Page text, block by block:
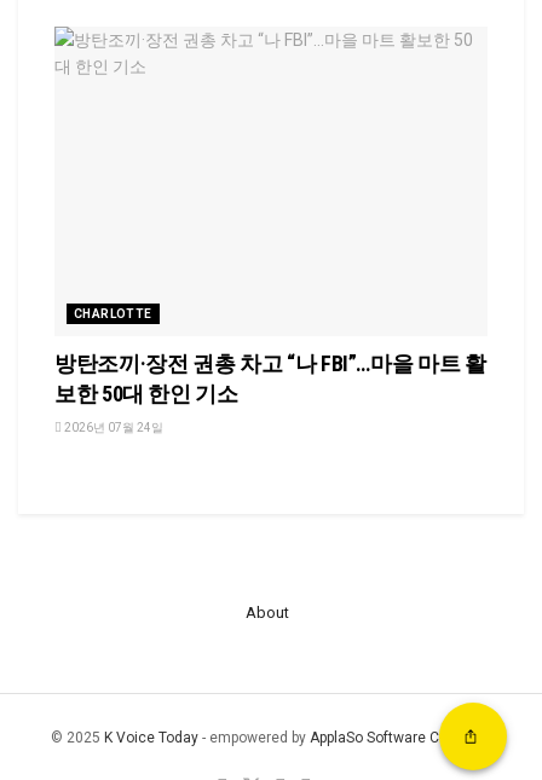
CHARLOTTE
방탄조끼·장전 권총 차고 “나 FBI”…마을 마트 활
보한 50대 한인 기소
2026년 07월 24일
About
© 2025 K Voice Today- empowered by ApplaSo Software Company